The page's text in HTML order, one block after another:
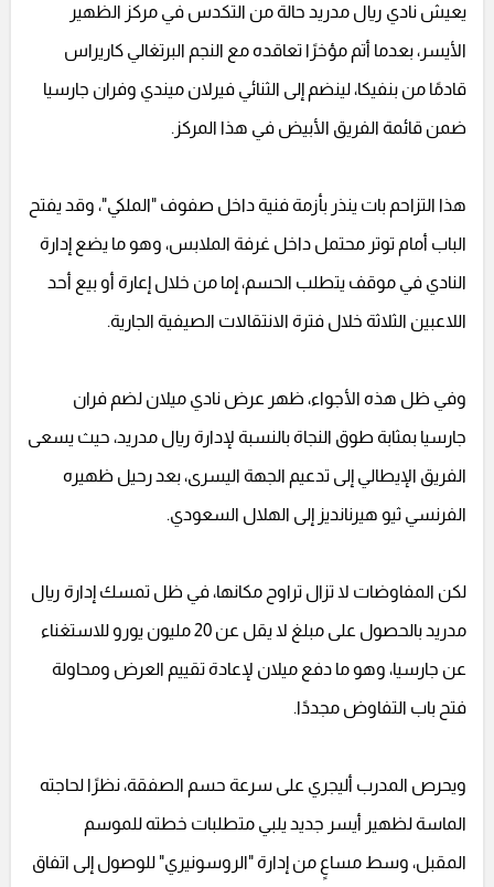
يعيش نادي ريال مدريد حالة من التكدس في مركز الظهير
الأيسر، بعدما أتم مؤخرًا تعاقده مع النجم البرتغالي كاريراس
قادمًا من بنفيكا، لينضم إلى الثنائي فيرلان ميندي وفران جارسيا
ضمن قائمة الفريق الأبيض في هذا المركز.
هذا التزاحم بات ينذر بأزمة فنية داخل صفوف "الملكي"، وقد يفتح
الباب أمام توتر محتمل داخل غرفة الملابس، وهو ما يضع إدارة
النادي في موقف يتطلب الحسم، إما من خلال إعارة أو بيع أحد
اللاعبين الثلاثة خلال فترة الانتقالات الصيفية الجارية.
وفي ظل هذه الأجواء، ظهر عرض نادي ميلان لضم فران
جارسيا بمثابة طوق النجاة بالنسبة لإدارة ريال مدريد، حيث يسعى
الفريق الإيطالي إلى تدعيم الجهة اليسرى، بعد رحيل ظهيره
الفرنسي ثيو هيرنانديز إلى الهلال السعودي.
لكن المفاوضات لا تزال تراوح مكانها، في ظل تمسك إدارة ريال
مدريد بالحصول على مبلغ لا يقل عن 20 مليون يورو للاستغناء
عن جارسيا، وهو ما دفع ميلان لإعادة تقييم العرض ومحاولة
فتح باب التفاوض مجددًا.
ويحرص المدرب أليجري على سرعة حسم الصفقة، نظرًا لحاجته
الماسة لظهير أيسر جديد يلبي متطلبات خطته للموسم
المقبل، وسط مساعٍ من إدارة "الروسونيري" للوصول إلى اتفاق